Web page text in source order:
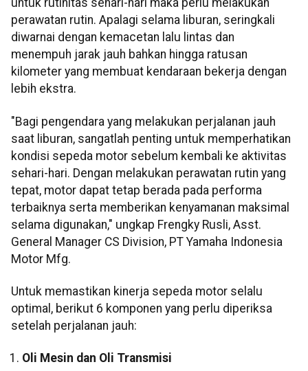
untuk rutinitas sehari-hari maka perlu melakukan
perawatan rutin. Apalagi selama liburan, seringkali
diwarnai dengan kemacetan lalu lintas dan
menempuh jarak jauh bahkan hingga ratusan
kilometer yang membuat kendaraan bekerja dengan
lebih ekstra.
"Bagi pengendara yang melakukan perjalanan jauh
saat liburan, sangatlah penting untuk memperhatikan
kondisi sepeda motor sebelum kembali ke aktivitas
sehari-hari. Dengan melakukan perawatan rutin yang
tepat, motor dapat tetap berada pada performa
terbaiknya serta memberikan kenyamanan maksimal
selama digunakan," ungkap Frengky Rusli, Asst.
General Manager CS Division, PT Yamaha Indonesia
Motor Mfg.
Untuk memastikan kinerja sepeda motor selalu
optimal, berikut 6 komponen yang perlu diperiksa
setelah perjalanan jauh:
Oli Mesin dan Oli Transmisi